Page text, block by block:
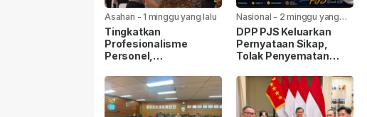
Asahan -1 minggu yang lalu
Tingkatkan
Profesionalisme
Personel,
Ikuti Penyuluhan
Hukum di Polda Sumut
Nasional - 2 minggu yang
lalu
DPP PJS Keluarkan
Pernyataan Sikap,
Tolak Penyematan
kepada Wartawan